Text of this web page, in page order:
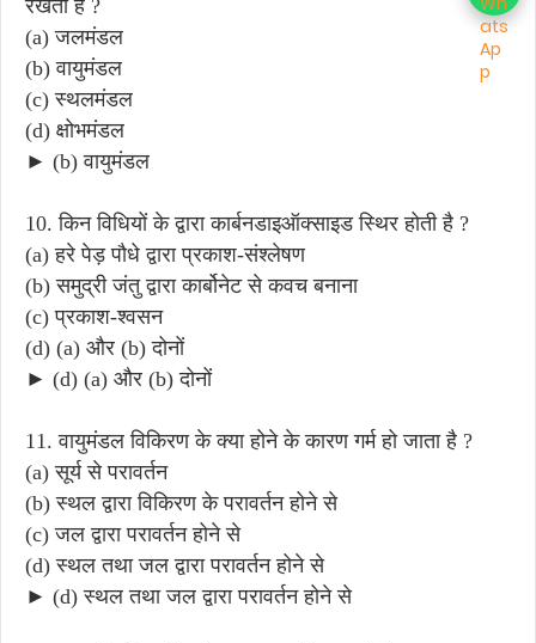
रखता है ?
(a) जलमंडल
(b) वायुमंडल
(c) स्थलमंडल
(d) क्षोभमंडल
► (b) वायुमंडल
10. किन विधियों के द्वारा कार्बनडाइऑक्साइड स्थिर होती है ?
(a) हरे पेड़ पौधे द्वारा प्रकाश-संश्लेषण
(b) समुद्री जंतु द्वारा कार्बोनेट से कवच बनाना
(c) प्रकाश-श्वसन
(d) (a) और (b) दोनों
► (d) (a) और (b) दोनों
11. वायुमंडल विकिरण के क्या होने के कारण गर्म हो जाता है ?
(a) सूर्य से परावर्तन
(b) स्थल द्वारा विकिरण के परावर्तन होने से
(c) जल द्वारा परावर्तन होने से
(d) स्थल तथा जल द्वारा परावर्तन होने से
► (d) स्थल तथा जल द्वारा परावर्तन होने से